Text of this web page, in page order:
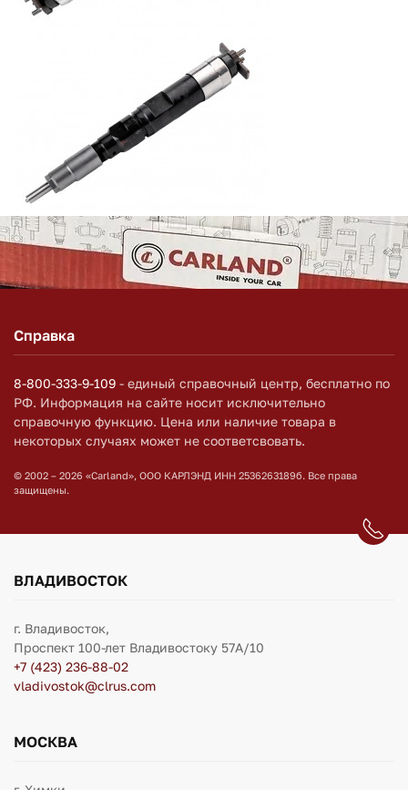
Справка
8-800-333-9-109 - единый справочный центр, бесплатно по
РФ. Информация на сайте носит исключительно
справочную функцию. Цена или наличие товара в
некоторых случаях может не соответсвовать.
© 2002 – 2026 «Carland», ООО КАРЛЭНД ИНН 2536263189б. Все права
защищены.
ВЛАДИВОСТОК
г. Владивосток,
Проспект 100-лет Владивостоку 57А/10
+7 (423) 236-88-02
vladivostok@clrus.com
МОСКВА